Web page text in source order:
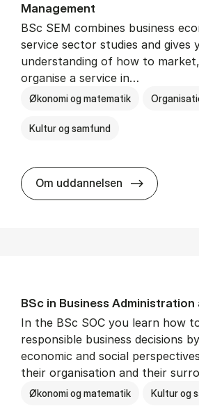
Man­age­ment
BSc SEM combines business
service sector studies and gives
understanding of how to
organise a service in…
Økonomi og matematik
Kultur og samfund
Om uddannelsen BSc in
BSc in Busi­ness
In the BSc SOC you learn how
responsible business decisions
economic and social
their organisation and their
Økonomi og matematik Kultur og